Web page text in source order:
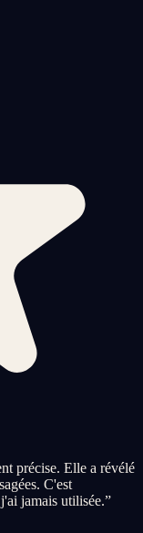
précise. Elle a révélé
C'est
jamais utilisée.”